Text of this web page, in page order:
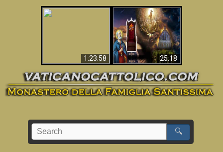
1:23:58 25:18
La Bibbia ha previsto
70 anni senza Papa?
🔍